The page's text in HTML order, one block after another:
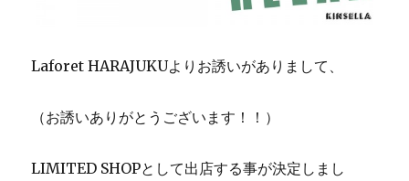
Laforet HARAJUKUよりお誘いがありまして、
（お誘いありがとうございます！！）
LIMITED SHOPとして出店する事が決定しまし